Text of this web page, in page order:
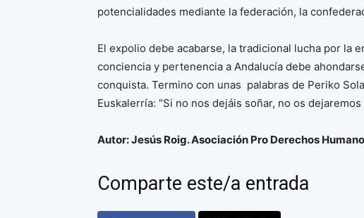
potencialidades mediante la federación, la
El expolio debe acabarse, la tradicional lucha por la
conciencia y pertenencia a Andalucía debe
conquista. Termino con unas palabras de Periko
Euskalerría: “Si no nos dejáis soñar, no os dejaremos
Autor: Jesús Roig. Asociación Pro Derechos
Comparte este/a entrada